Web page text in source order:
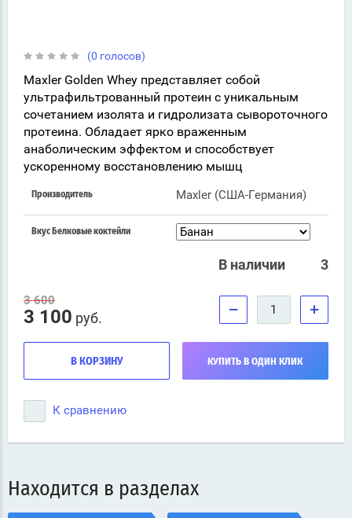
(0 голосов)
Maxler Golden Whey представляет собой
ультрафильтрованный протеин с уникальным
сочетанием изолята и гидролизата сывороточного
протеина. Обладает ярко враженным
анаболическим эффектом и способствует
ускоренному восстановлению мышц
Производитель Maxler (США-Германия)
Вкус Белковые коктейли
В наличии 3
3 600
3 100 руб. − +
В КОРЗИНУ КУПИТЬ В ОДИН КЛИК
К сравнению
Находится в разделах